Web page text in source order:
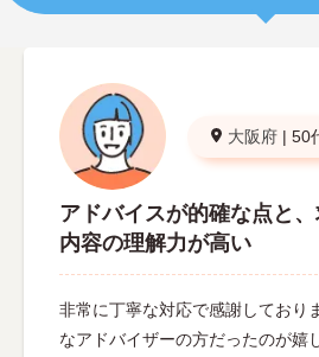
大阪府 | 50
アドバイスが的確な点と
内容の理解力が高い
非常に丁寧な対応で感謝しており
なアドバイザーの方だったのが嬉